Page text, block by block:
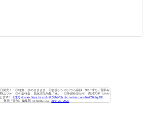
日発売！ ◎特集 水のさまざま ◎合評シンポジウム採録「怖い俳句」宮部み
野ムツオ ◎句集特集 福永法弘句集『永』 ◎巻頭作品50句 西村和子〈かか
ぎす〉 #俳句 #haiku https://t.co/Ix4LWhA53s pic.twitter.com/KoKNZ4qdFR
— 角川『俳句』編集部 (@haiku1952)June 25, 2025